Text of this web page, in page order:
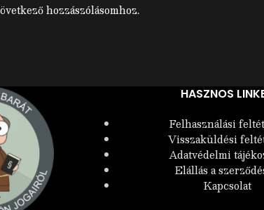
hozzászólásomhoz.
HASZNOS
Felhasználási
Visszaküldési
Adatvédelmi
Elállás a
Kapcsolat